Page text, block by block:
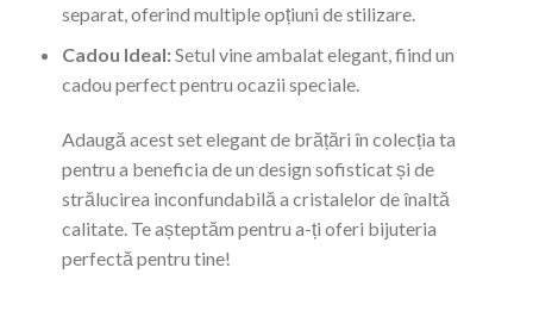
separat, oferind multiple opțiuni de stilizare.
Cadou Ideal:Setul vine ambalat elegant, fiind un
cadou perfect pentru ocazii speciale.
Adaugă acest set elegant de brățări în colecția ta
pentru a beneficia de un design sofisticat și de
strălucirea inconfundabilă a cristalelor de înaltă
calitate. Te așteptăm pentru a-ți oferi bijuteria
perfectă pentru tine!